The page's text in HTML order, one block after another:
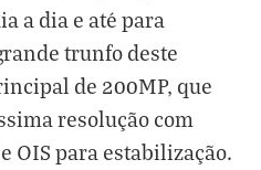
a dia e até para
trunfo deste
de 200MP, que
resolução com
OIS para estabilização.